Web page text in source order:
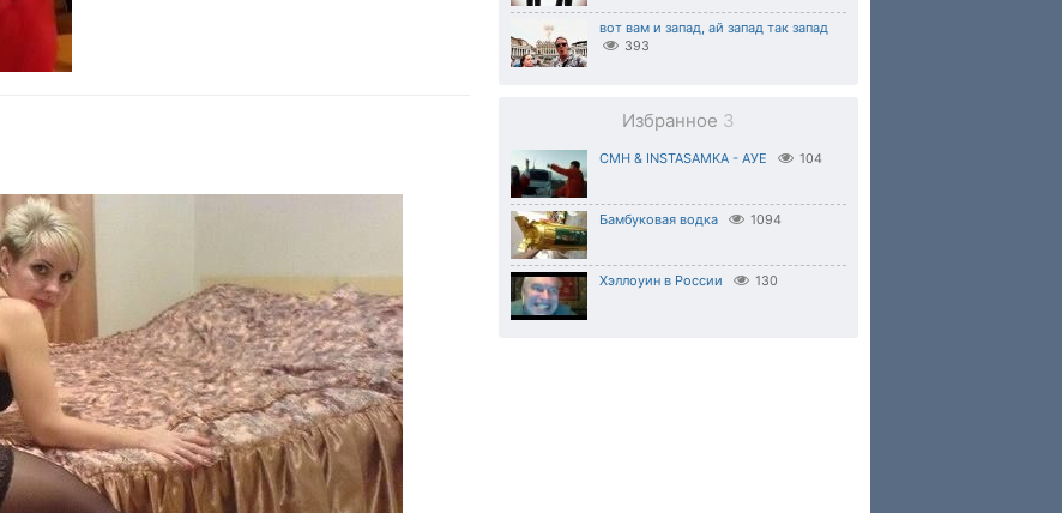
вот вам и запад, ай запад так запад
393
Избранное 3
CMH & INSTASAMKA - AУЕ 104
Бамбуковая водка 1094
Хэллоуин в России 130